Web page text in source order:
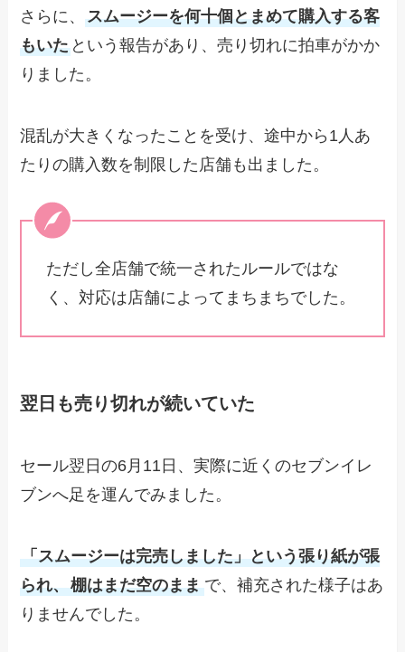
さらに、スムージーを何十個とまめて購入する客
もいた という報告があり、売り切れに拍車がかか
りました。
混乱が大きくなったことを受け、途中から1人あ
たりの購入数を制限した店舗も出ました。
ただし全店舗で統一されたルールではな
く、対応は店舗によってまちまちでした。
翌日も売り切れが続いていた
セール翌日の6月11日、実際に近くのセブンイレ
ブンへ足を運んでみました。
「スムージーは完売しました」という張り紙が張
られ、棚はまだ空のまま で、補充された様子はあ
りませんでした。